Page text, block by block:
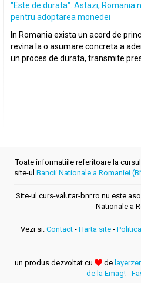
"Este de durata". Astazi, Romania
pentru adoptarea monedei
In Romania exista un acord de
revina la o asumare concreta a
un proces de durata, transmite
Toate informatiile referitoare la
site-ul Bancii Nationale a Romaniei
Site-ul curs-valutar-bnr.ro nu este
Nationale a
Vezi si: Contact - Harta site -
un produs dezvoltat cu de
de la Emag!-